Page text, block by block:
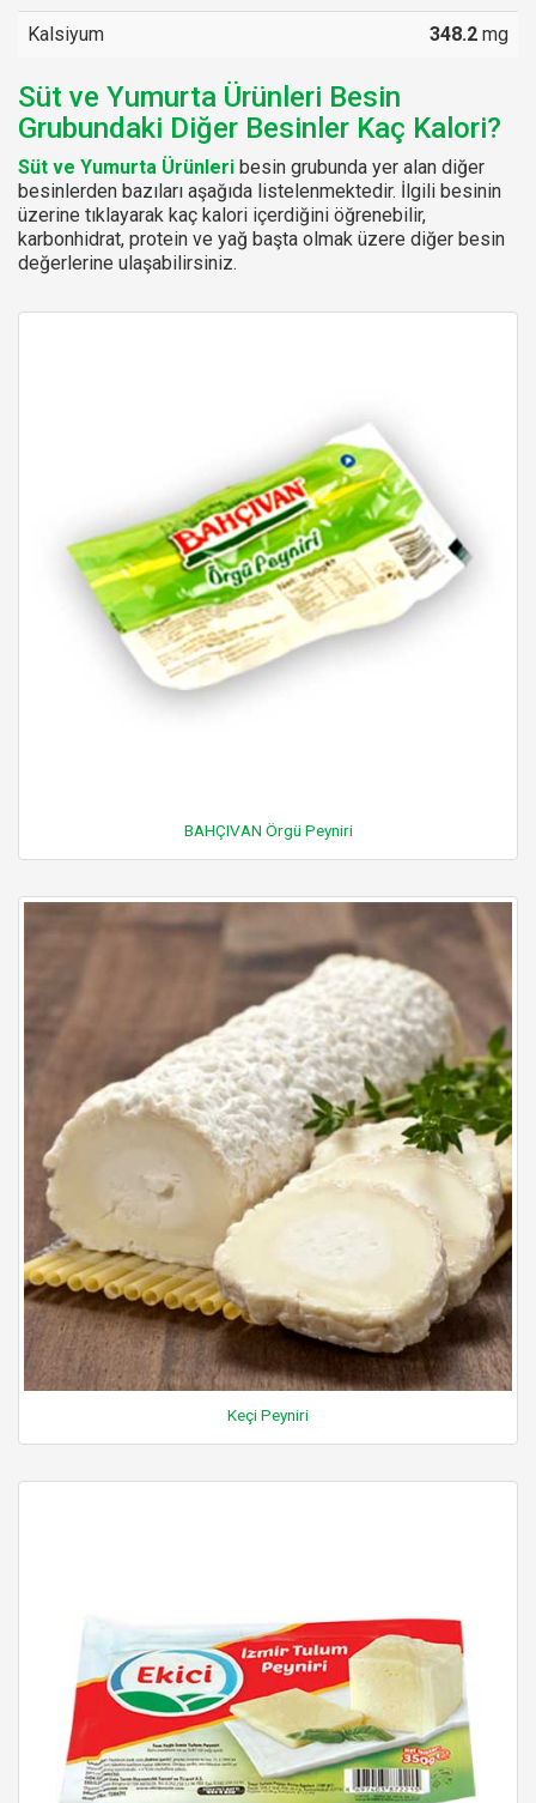
Kalsiyum 348.2 mg
Süt ve Yumurta Ürünleri Besin
Grubundaki Diğer Besinler Kaç Kalori?
Süt ve Yumurta Ürünleri besin grubunda yer alan diğer
besinlerden bazıları aşağıda listelenmektedir. İlgili besinin
üzerine tıklayarak kaç kalori içerdiğini öğrenebilir,
karbonhidrat, protein ve yağ başta olmak üzere diğer besin
değerlerine ulaşabilirsiniz.
BAHÇIVAN Örgü Peyniri
Keçi Peyniri